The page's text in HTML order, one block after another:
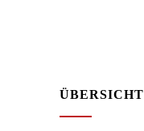
ÜBERSICHT